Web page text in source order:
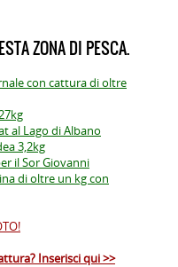
ZONA DI PESCA.
con cattura di oltre
al Lago di Albano
3,2kg
il Sor Giovanni
di oltre un kg con
Inserisci qui >>